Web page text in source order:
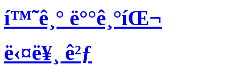
í™˜ê¸° ë°°ê¸°íŒ¬
ë‹¤ë¥¸ ê²ƒ